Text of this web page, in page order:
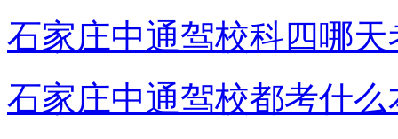
石家庄中通驾校科四哪天
石家庄中通驾校都考什么